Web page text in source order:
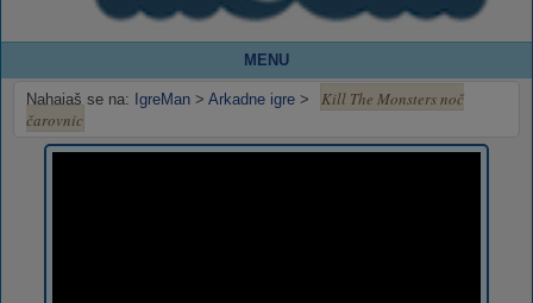
MENU
Nahajaš se na: IgreMan > Arkadne igre >
Kill The Monsters noč
čarovnic